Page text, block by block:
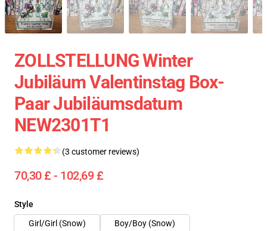
ZOLLSTELLUNG Winter
Jubiläum Valentinstag Box-
Paar Jubiläumsdatum
NEW2301T1
(3 customer reviews)
70,30 £ - 102,69 £
Style
Girl/Girl (Snow)
Boy/Boy (Snow)